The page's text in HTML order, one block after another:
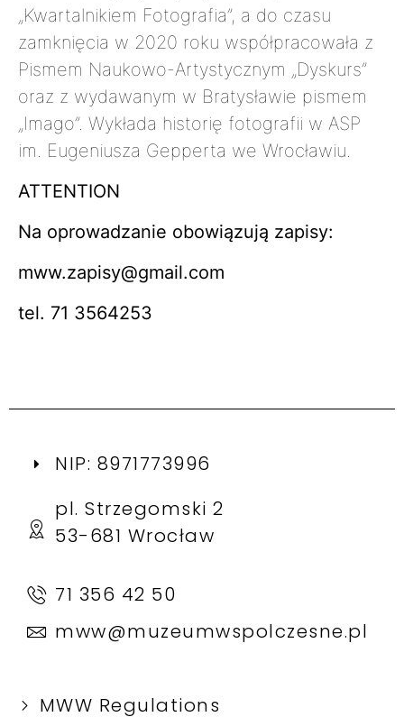
„Kwartalnikiem Fotografia”, a do czasu
zamknięcia w 2020 roku współpracowała z
Pismem Naukowo-Artystycznym „Dyskurs”
oraz z wydawanym w Bratysławie pismem
„Imago”. Wykłada historię fotografii w ASP
im. Eugeniusza Gepperta we Wrocławiu.
ATTENTION
Na oprowadzanie obowiązują zapisy:
mww.zapisy@gmail.com
tel. 71 3564253
NIP: 8971773996
pl. Strzegomski 2
53-681 Wrocław
71 356 42 50
mww@muzeumwspolczesne.pl
MWW Regulations